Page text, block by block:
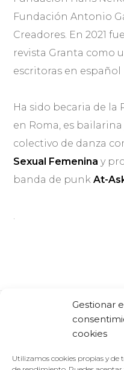
Gestionar
cookies
Utilizamos cookies propias y de
Fundación Antonio
Creadores. En 2021
revista Granta como
escritoras en español
Ha sido becaria de la
en Roma, es
colectivo de danza
Sexual Femenina y
banda de punkAt-
.
Comparte: